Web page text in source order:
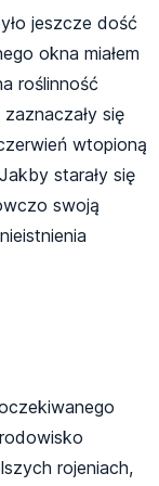
jeszcze dość
okna miałem
roślinność
się
wtopioną
starały się
swoją
rojeniach,